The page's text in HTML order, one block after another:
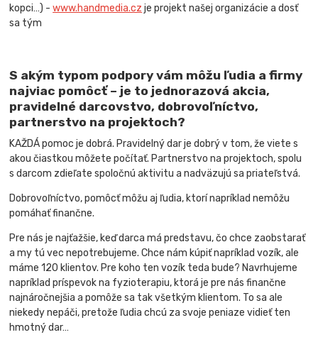
kopci…) -www.handmedia.cz je projekt našej organizácie a dosť
sa tým
S akým typom podpory vám môžu ľudia a firmy
najviac pomôcť – je to jednorazová akcia,
pravidelné darcovstvo, dobrovoľníctvo,
partnerstvo na projektoch?
KAŽDÁ pomoc je dobrá. Pravidelný dar je dobrý v tom, že viete s
akou čiastkou môžete počítať. Partnerstvo na projektoch, spolu
s darcom zdieľate spoločnú aktivitu a nadväzujú sa priateľstvá.
Dobrovoľníctvo, pomôcť môžu aj ľudia, ktorí napríklad nemôžu
pomáhať finančne.
Pre nás je najťažšie, keď darca má predstavu, čo chce zaobstarať
a my tú vec nepotrebujeme. Chce nám kúpiť napríklad vozík, ale
máme 120 klientov. Pre koho ten vozík teda bude? Navrhujeme
napríklad príspevok na fyzioterapiu, ktorá je pre nás finančne
najnáročnejšia a pomôže sa tak všetkým klientom. To sa ale
niekedy nepáči, pretože ľudia chcú za svoje peniaze vidieť ten
hmotný dar…